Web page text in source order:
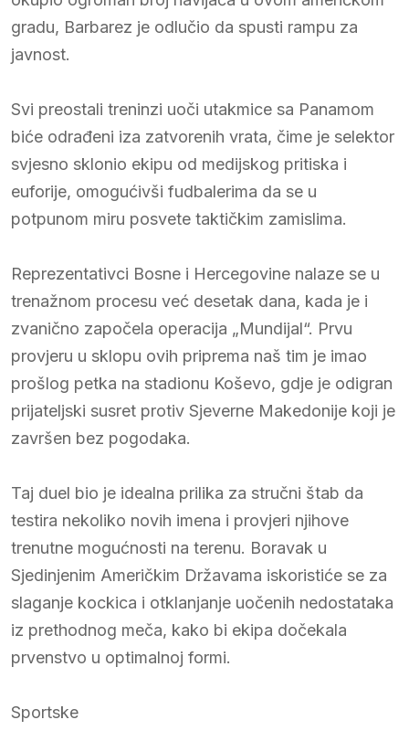
gradu, Barbarez je odlučio da spusti rampu za
javnost.
Svi preostali treninzi uoči utakmice sa Panamom
biće odrađeni iza zatvorenih vrata, čime je selektor
svjesno sklonio ekipu od medijskog pritiska i
euforije, omogućivši fudbalerima da se u
potpunom miru posvete taktičkim zamislima.
Reprezentativci Bosne i Hercegovine nalaze se u
trenažnom procesu već desetak dana, kada je i
zvanično započela operacija „Mundijal“. Prvu
provjeru u sklopu ovih priprema naš tim je imao
prošlog petka na stadionu Koševo, gdje je odigran
prijateljski susret protiv Sjeverne Makedonije koji je
završen bez pogodaka.
Taj duel bio je idealna prilika za stručni štab da
testira nekoliko novih imena i provjeri njihove
trenutne mogućnosti na terenu. Boravak u
Sjedinjenim Američkim Državama iskoristiće se za
slaganje kockica i otklanjanje uočenih nedostataka
iz prethodnog meča, kako bi ekipa dočekala
prvenstvo u optimalnoj formi.
Sportske